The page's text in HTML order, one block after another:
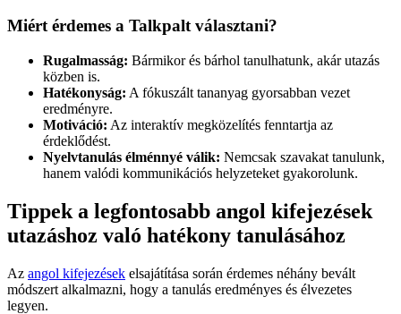
Miért érdemes a Talkpalt választani?
Rugalmasság: Bármikor és bárhol tanulhatunk, akár utazás
közben is.
Hatékonyság: A fókuszált tananyag gyorsabban vezet
eredményre.
Motiváció: Az interaktív megközelítés fenntartja az
érdeklődést.
Nyelvtanulás élménnyé válik: Nemcsak szavakat tanulunk,
hanem valódi kommunikációs helyzeteket gyakorolunk.
Tippek a legfontosabb angol kifejezések
utazáshoz való hatékony tanulásához
Az angol kifejezések elsajátítása során érdemes néhány bevált
módszert alkalmazni, hogy a tanulás eredményes és élvezetes
legyen.